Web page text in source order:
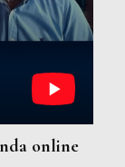
online